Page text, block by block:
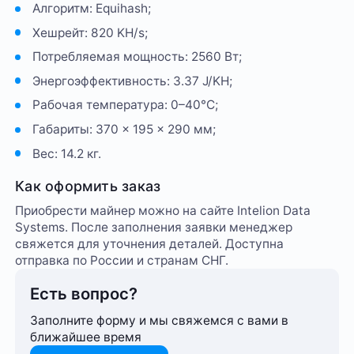
Алгоритм: Equihash;
Хешрейт: 820 KH/s;
Потребляемая мощность: 2560 Вт;
Энергоэффективность: 3.37 J/KH;
Рабочая температура: 0–40°C;
Габариты: 370 × 195 × 290 мм;
Вес: 14.2 кг.
Как оформить заказ
Приобрести майнер можно на сайте Intelion Data
Systems. После заполнения заявки менеджер
свяжется для уточнения деталей. Доступна
отправка по России и странам СНГ.
Есть вопрос?
Заполните форму и мы свяжемся с вами в
ближайшее время